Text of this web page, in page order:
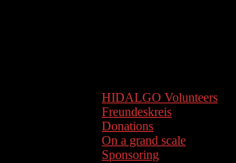
HIDALGO Volunteers
Freundeskreis
Donations
On a grand scale
Sponsoring